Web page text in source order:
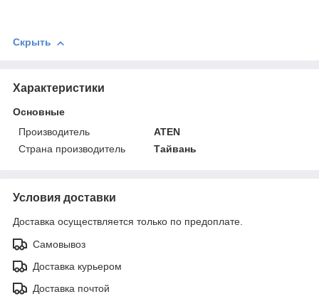
Скрыть
Характеристики
Основные
Производитель
ATEN
Страна производитель
Тайвань
Условия доставки
Доставка осуществляется только по предоплате.
Самовывоз
Доставка курьером
Доставка почтой